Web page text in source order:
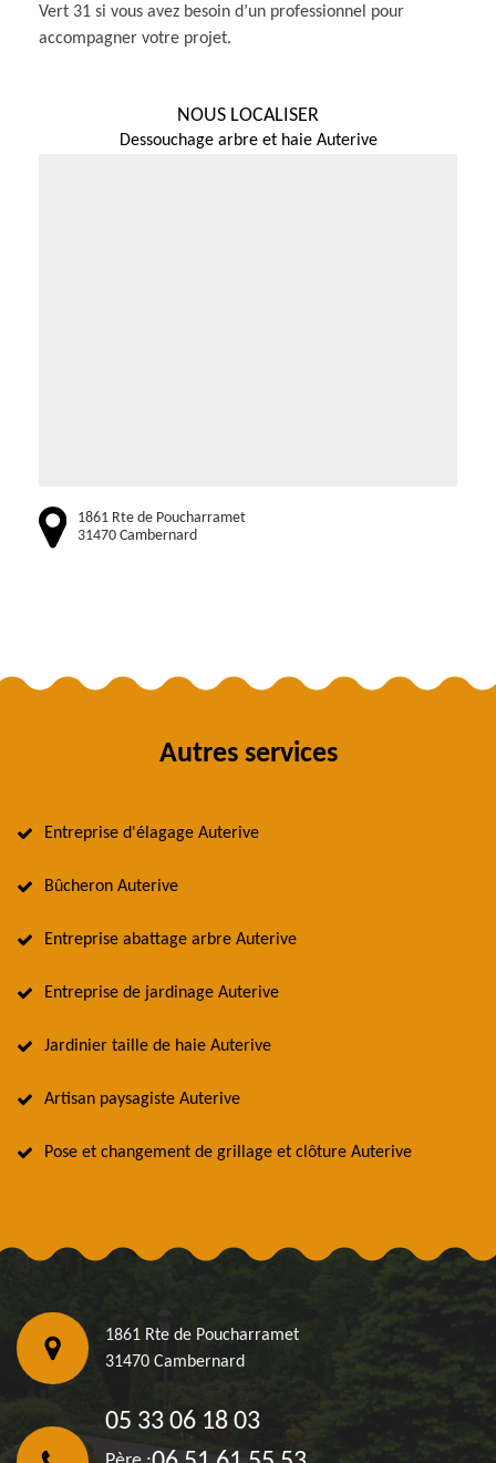
Vert 31 si vous avez besoin d’un professionnel pour
accompagner votre projet.
NOUS LOCALISER
Dessouchage arbre et haie Auterive
1861 Rte de Poucharramet
31470 Cambernard
Autres services
Entreprise d'élagage Auterive
Bûcheron Auterive
Entreprise abattage arbre Auterive
Entreprise de jardinage Auterive
Jardinier taille de haie Auterive
Artisan paysagiste Auterive
Pose et changement de grillage et clôture Auterive
1861 Rte de Poucharramet
31470 Cambernard
05 33 06 18 03